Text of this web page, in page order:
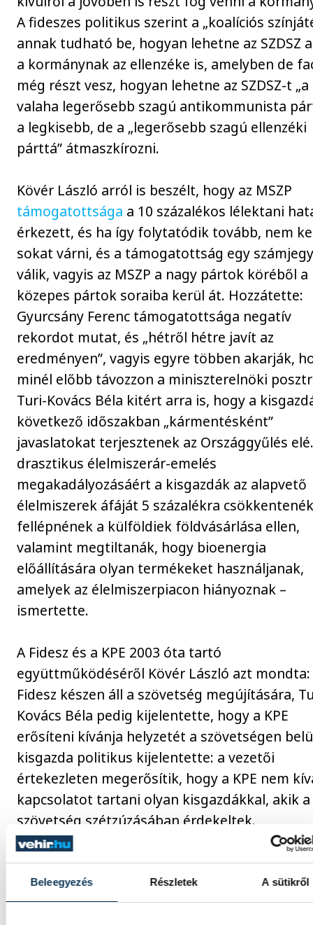
Beleegyezés Részletek A sütikről
A fideszes politikus szerint a „koalíciós
annak tudható be, hogyan lehetne az SZDSZ
a kormánynak az ellenzéke is, amelyben de
még részt vesz, hogyan lehetne az SZDSZ-t „a
valaha legerősebb szagú antikommunista
a legkisebb, de a „legerősebb szagú ellenzéki
párttá” átmaszkírozni.
Kövér László arról is beszélt, hogy az MSZP
támogatottsága a 10 százalékos lélektani
érkezett, és ha így folytatódik tovább, nem
sokat várni, és a támogatottság egy
válik, vagyis az MSZP a nagy pártok köréből a
közepes pártok soraiba kerül át. Hozzátette:
Gyurcsány Ferenc támogatottsága negatív
rekordot mutat, és „hétről hétre javít az
eredményen”, vagyis egyre többen akarják,
minél előbb távozzon a miniszterelnöki
Turi-Kovács Béla kitért arra is, hogy a
következő időszakban „kármentésként”
javaslatokat terjesztenek az Országgyűlés
drasztikus élelmiszerár-emelés
megakadályozásáért a kisgazdák az alapvető
élelmiszerek áfáját 5 százalékra
fellépnének a külföldiek földvásárlása ellen,
valamint megtiltanák, hogy bioenergia
előállítására olyan termékeket használjanak,
amelyek az élelmiszerpiacon hiányoznak –
ismertette.
A Fidesz és a KPE 2003 óta tartó
együttműködéséről Kövér László azt mondta:
Fidesz készen áll a szövetség megújítására,
Kovács Béla pedig kijelentette, hogy a KPE
erősíteni kívánja helyzetét a szövetségen
kisgazda politikus kijelentette: a vezetői
értekezleten megerősítik, hogy a KPE nem
kapcsolatot tartani olyan kisgazdákkal, akik a
szövetség szétzúzásában érdekeltek.